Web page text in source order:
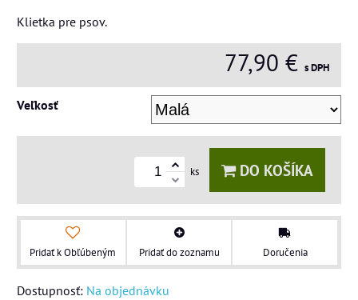
Klietka pre psov.
77,90 € s DPH
Veľkosť
ks DO KOŠÍKA
Pridať k Obľúbeným Pridať do zoznamu Doručenia
Dostupnosť: Na objednávku